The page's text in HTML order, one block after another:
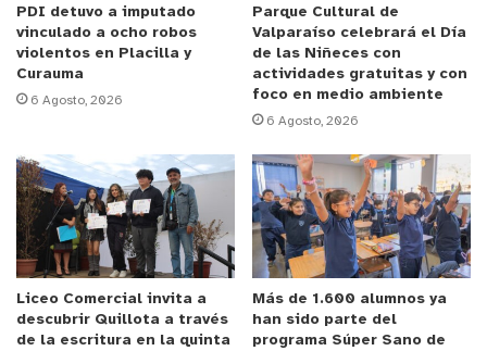
Pedagogía, Artes Gráficas y de Carreras
Disciplinares. Mientras que, hasta el 30
septiembre estará abierta la postulación al
Propedéutico de Teatro y hasta el 30 de octubre la
del Programa de Acceso a Carreras de Ingeniería.
Los interesados deben estar en cuarto año medio
o ser egresados, y contar con un promedio
proyectado de enseñanza media igual o superior a
5,0. De manera específica, para el Propedéutico de
Pedagogía solo podrán participar quienes cumplan
con el promedio antes mencionado y estén,
actualmente, en cuarto medio”,afirmó la
PDI detuvo a imputado
vinculado a ocho robos
violentos en Placilla y
Curauma
6 Agosto, 2026
Parque Cultural de
Valparaíso celebrará el Día
de las Niñeces con
actividades gratuitas y con
foco en medio ambiente
6 Agosto, 2026
Liceo Comercial invita a
descubrir Quillota a través
de la escritura en la quinta
Más de 1.600 alumnos ya
han sido parte del
programa Súper Sano de